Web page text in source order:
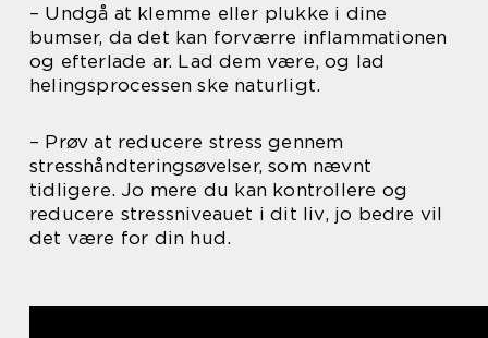
– Undgå at klemme eller plukke i dine
bumser, da det kan forværre inflammationen
og efterlade ar. Lad dem være, og lad
helingsprocessen ske naturligt.
– Prøv at reducere stress gennem
stresshåndteringsøvelser, som nævnt
tidligere. Jo mere du kan kontrollere og
reducere stressniveauet i dit liv, jo bedre vil
det være for din hud.